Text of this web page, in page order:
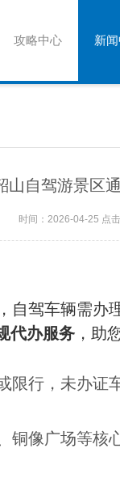
攻略中心 新
山自驾游景区
时间：2026-04-25 点
自驾车辆需办
代办服务 ，助
限行，未办证
像广场等核